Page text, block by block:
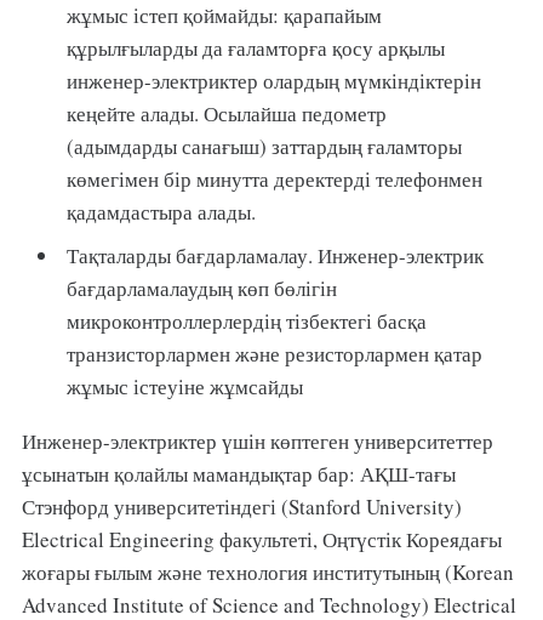
жұмыс істеп қоймайды: қарапайым
құрылғыларды да ғаламторға қосу арқылы
инженер-электриктер олардың мүмкіндіктерін
кеңейте алады. Осылайша педометр
(адымдарды санағыш) заттардың ғаламторы
көмегімен бір минутта деректерді телефонмен
қадамдастыра алады.
Тақталарды бағдарламалау. Инженер-электрик
бағдарламалаудың көп бөлігін
микроконтроллерлердің тізбектегі басқа
транзисторлармен және резисторлармен қатар
жұмыс істеуіне жұмсайды
Инженер-электриктер үшін көптеген университеттер
ұсынатын қолайлы мамандықтар бар: АҚШ-тағы
Стэнфорд университетіндегі (Stanford University)
Electrical Engineering факультеті, Оңтүстік Кореядағы
жоғары ғылым және технология институтының (Korean
Advanced Institute of Science and Technology) Electrical